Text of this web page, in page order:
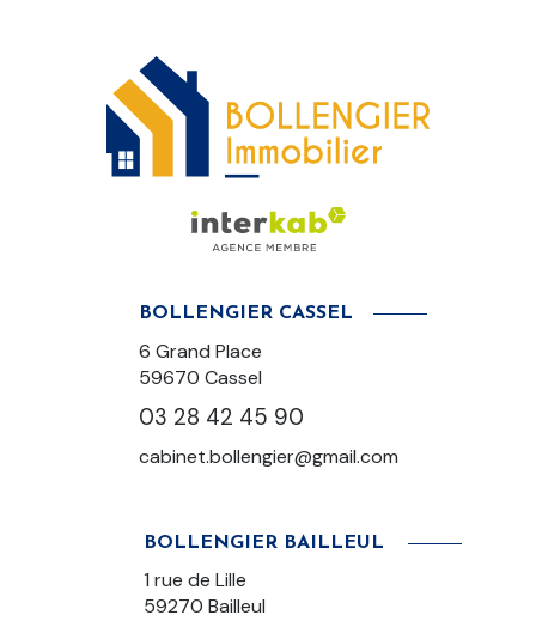
BOLLENGIER CASSEL
6 Grand Place
59670 Cassel
03 28 42 45 90
cabinet.bollengier@gmail.com
BOLLENGIER BAILLEUL
1 rue de Lille
59270 Bailleul